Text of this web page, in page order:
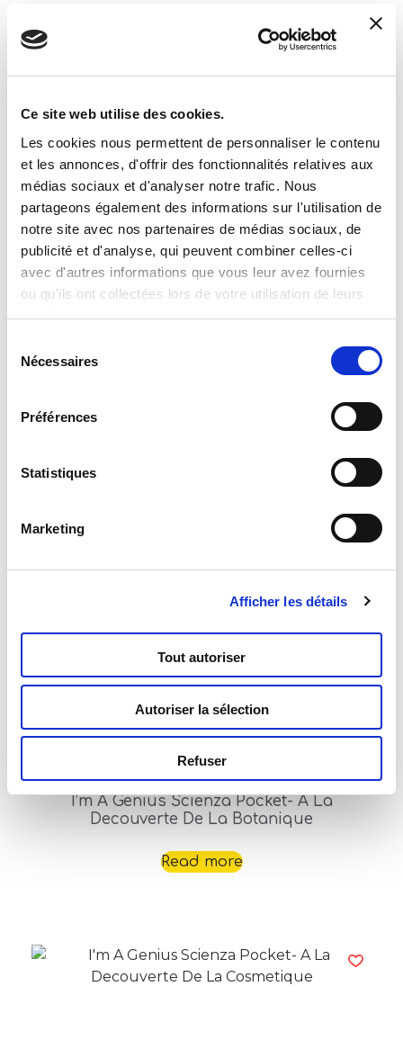
Ce site web utilise des cookies.
Les cookies nous permettent de personnaliser le contenu
et les annonces, d'offrir des fonctionnalités relatives aux
médias sociaux et d'analyser notre trafic. Nous
partageons également des informations sur l'utilisation de
notre site avec nos partenaires de médias sociaux, de
publicité et d'analyse, qui peuvent combiner celles-ci
avec d'autres informations que vous leur avez fournies
ou qu'ils ont collectées lors de votre utilisation de leurs
services.
Nécessaires
Préférences
Statistiques
Marketing
Afficher les détails
Tout autoriser
Autoriser la sélection
Refuser
I’m A Genius Scienza Pocket -A La
Decouverte Des Glitter
Read more
I’m A Genius Scienza Pocket- A La
Decouverte De La Botanique
Read more